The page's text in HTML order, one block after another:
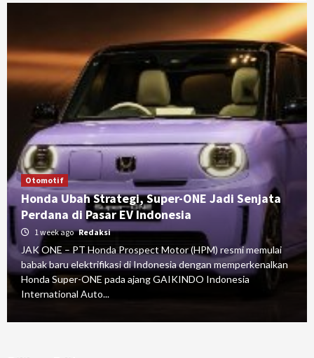
Otomotif
Honda Ubah Strategi, Super-ONE Jadi Senjata
Perdana di Pasar EV Indonesia
1 week ago Redaksi
JAK ONE – PT Honda Prospect Motor (HPM) resmi memulai
babak baru elektrifikasi di Indonesia dengan memperkenalkan
Honda Super-ONE pada ajang GAIKINDO Indonesia
International Auto...